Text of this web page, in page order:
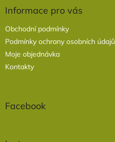
Informace pro vás
Obchodní podmínky
Podmínky ochrany osobních údajů
Moje objednávka
Kontakty
Facebook